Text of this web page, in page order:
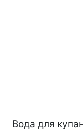
Вода для